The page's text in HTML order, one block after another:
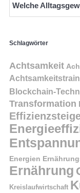
Welche
Schlagwörter
Achtsamkeit
Blockchain-
Transformation
Energien
Ernährung
Kreislaufwirtschaft